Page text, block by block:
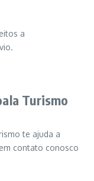
a
Turismo
te ajuda a
contato conosco